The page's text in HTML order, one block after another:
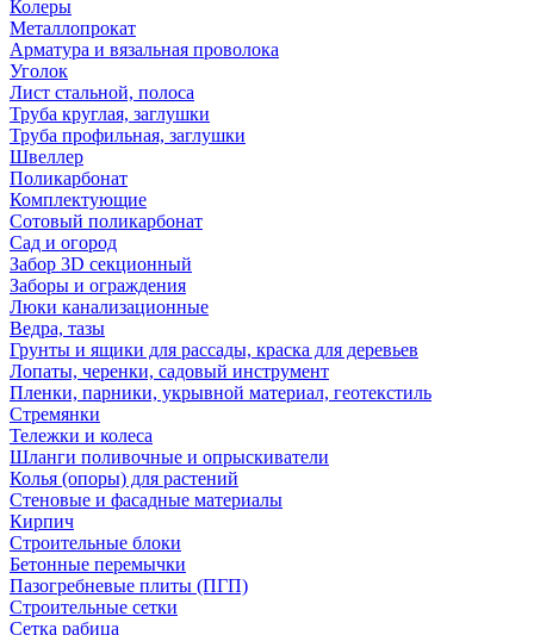
Колеры
Металлопрокат
Арматура и вязальная проволока
Уголок
Лист стальной, полоса
Труба круглая, заглушки
Труба профильная, заглушки
Швеллер
Поликарбонат
Комплектующие
Сотовый поликарбонат
Сад и огород
Забор 3D секционный
Заборы и ограждения
Люки канализационные
Ведра, тазы
Грунты и ящики для рассады, краска для деревьев
Лопаты, черенки, садовый инструмент
Пленки, парники, укрывной материал, геотекстиль
Стремянки
Тележки и колеса
Шланги поливочные и опрыскиватели
Колья (опоры) для растений
Стеновые и фасадные материалы
Кирпич
Строительные блоки
Бетонные перемычки
Пазогребневые плиты (ПГП)
Строительные сетки
Сетка рабица